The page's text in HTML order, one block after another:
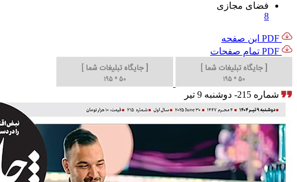
فضای مجازی
8
شماره 215- دوشنبه 9 تیر